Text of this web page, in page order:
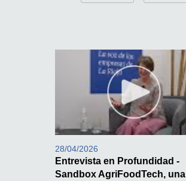
28/04/2026
Entrevista en Profundidad -
Sandbox AgriFoodTech, una